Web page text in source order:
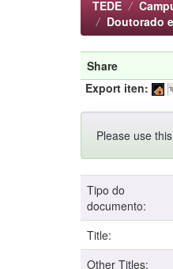
TEDE
Doutorado
Share
Export iten:
Please use
Tipo do
documento:
Title:
Other Titles: